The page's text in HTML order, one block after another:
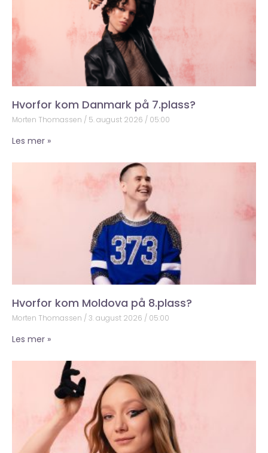
Hvorfor kom Danmark på 7.plass?
Morten Thomassen 5. august 2026 05:00
Les mer »
Hvorfor kom Moldova på 8.plass?
Morten Thomassen 3. august 2026 05:00
Les mer »